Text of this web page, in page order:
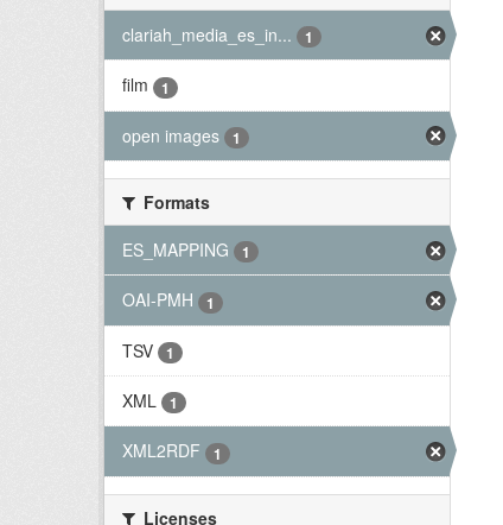
clariah_media_es_in...
1
film 1
open images 1
Formats
ES_MAPPING
1
OAI-PMH 1
TSV 1
XML 1
XML2RDF 1
Licenses